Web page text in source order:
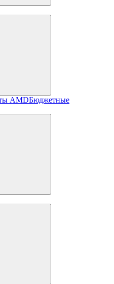
AMDБюджетные